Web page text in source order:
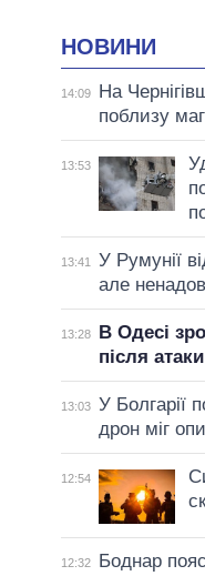
НОВИНИ
14:09
На
поблизу
13:53
13:41
У Румунії
але
13:28
В Одесі
після
13:03 У Болгарії
дрон міг
12:54
12:32
Боднар